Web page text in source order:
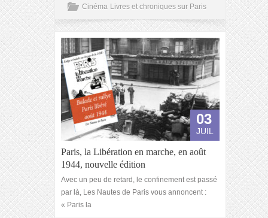
Cinéma Livres et chroniques sur Paris
03
JUIL
Paris, la Libération en marche, en août
1944, nouvelle édition
Avec un peu de retard, le confinement est passé
par là, Les Nautes de Paris vous annoncent :
« Paris la